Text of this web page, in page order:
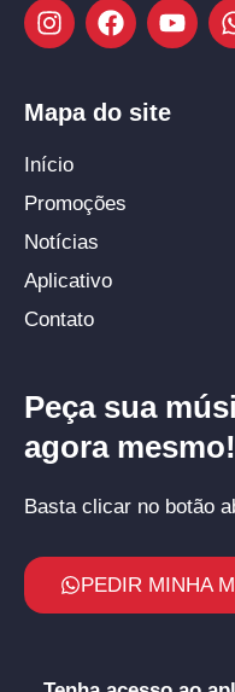
Mapa do site
Início
Promoções
Notícias
Aplicativo
Contato
Peça sua
agora mesmo!
Basta clicar no botão
PEDIR MINHA